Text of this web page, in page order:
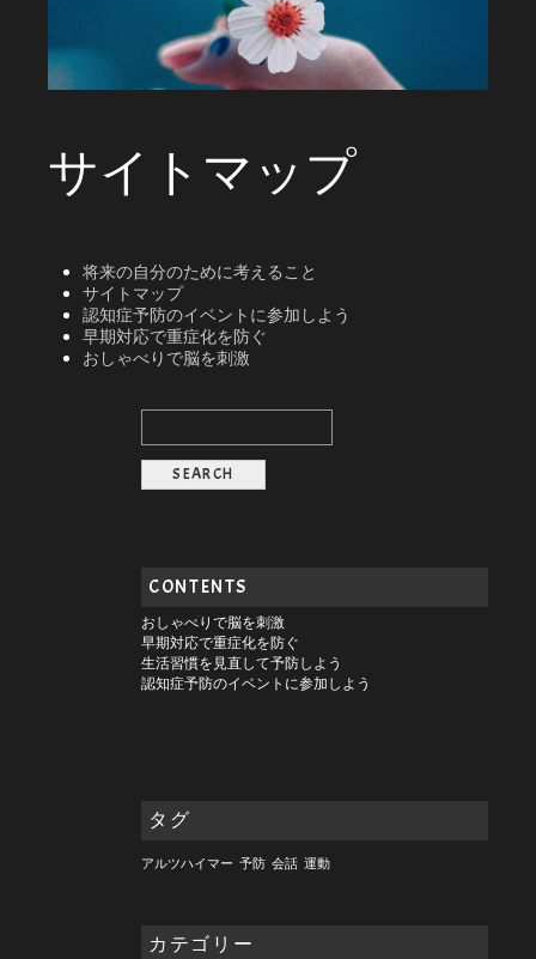
サイトマップ
将来の自分のために考えること
サイトマップ
認知症予防のイベントに参加しよう
早期対応で重症化を防ぐ
おしゃべりで脳を刺激
CONTENTS
おしゃべりで脳を刺激
早期対応で重症化を防ぐ
生活習慣を見直して予防しよう
認知症予防のイベントに参加しよう
タグ
アルツハイマー 予防 会話 運動
カテゴリー